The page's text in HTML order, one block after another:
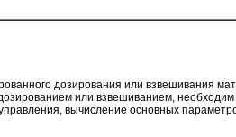
дозирования или взвешивания
или взвешиванием,
вычисление основных